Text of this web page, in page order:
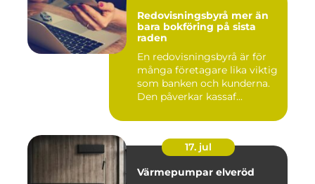
Redovisningsbyrå mer än
bara bokföring på sista
raden
En redovisningsbyrå är för
många företagare lika viktig
som banken och kunderna.
Den påverkar kassaf...
17. jul
Värmepumpar elveröd